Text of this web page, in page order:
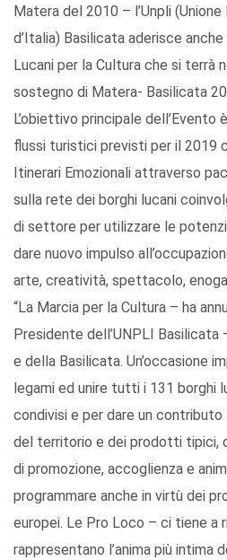
Matera del 2010 – l’Unpli
d’Italia) Basilicata aderisce
Lucani per la Cultura che si terrà
sostegno di Matera- Basilicata
L’obiettivo principale
flussi turistici previsti per il 2019
Itinerari Emozionali attraverso
sulla rete dei borghi lucani
di settore per utilizzare le
dare nuovo impulso
arte, creatività, spettacolo,
“La Marcia per la Cultura – ha
Presidente dell’UNPLI Basilicata
e della Basilicata. Un’occasione
legami ed unire tutti i 131 borghi
condivisi e per dare un
del territorio e dei prodotti tipici,
di promozione, accoglienza e
programmare anche in virtù dei
europei. Le Pro Loco – ci tiene a
rappresentano l’anima più intima